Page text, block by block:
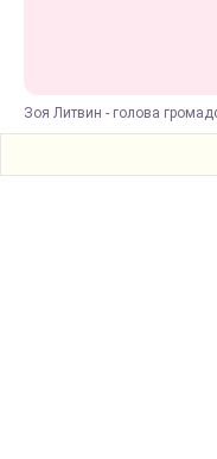
Зоя Литвин - голова